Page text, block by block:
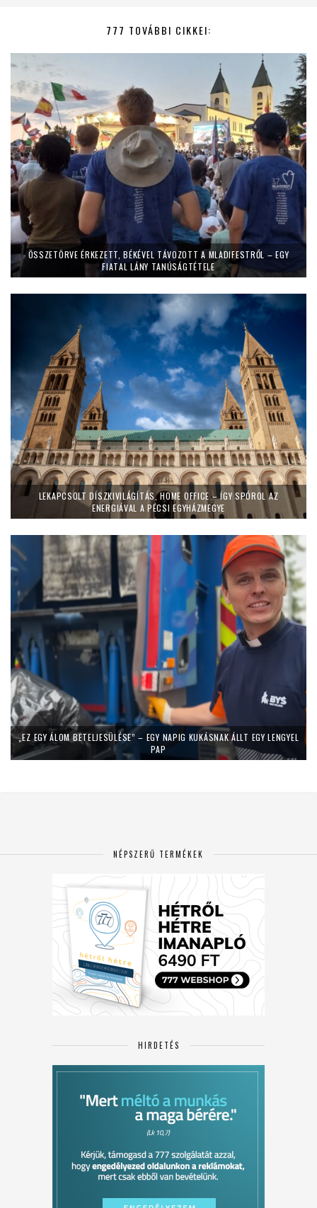
777 TOVÁBBI CIKKEI:
ÖSSZETÖRVE ÉRKEZETT, BÉKÉVEL TÁVOZOTT A MLADIFESTRŐL – EGY
FIATAL LÁNY TANÚSÁGTÉTELE
LEKAPCSOLT DÍSZKIVILÁGÍTÁS, HOME OFFICE – ÍGY SPÓROL AZ
ENERGIÁVAL A PÉCSI EGYHÁZMEGYE
„EZ EGY ÁLOM BETELJESÜLÉSE” – EGY NAPIG KUKÁSNAK ÁLLT EGY LENGYEL
PAP
NÉPSZERŰ TERMÉKEK
HIRDETÉS